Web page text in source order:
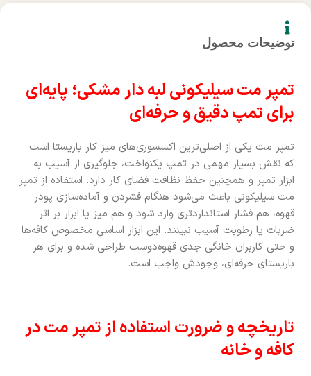
توضیحات محصول
تمپر مت سیلیکونی لبه دار مشکی؛ پایه‌ای
برای تمپ دقیق و حرفه‌ای
تمپر مت یکی از اصلی‌ترین اکسسوری‌های میز کار باریستا است
که نقش بسیار مهمی در تمپ یکنواخت، جلوگیری از آسیب به
ابزار تمپر و همچنین حفظ نظافت فضای کار دارد. استفاده از تمپر
مت سیلیکونی باعث می‌شود هنگام فشردن و آماده‌سازی پودر
قهوه، هم فشار استانداردتری وارد شود و هم میز یا ابزار بر اثر
ضربات یا رطوبت آسیب نبینند. این ابزار اساسی مخصوص کافه‌ها
و حتی کاربران خانگی جدی قهوه‌دوست طراحی شده و برای هر
باریستای حرفه‌ای، وجودش واجب است.
تاریخچه و ضرورت استفاده از تمپر مت در
کافه و خانه